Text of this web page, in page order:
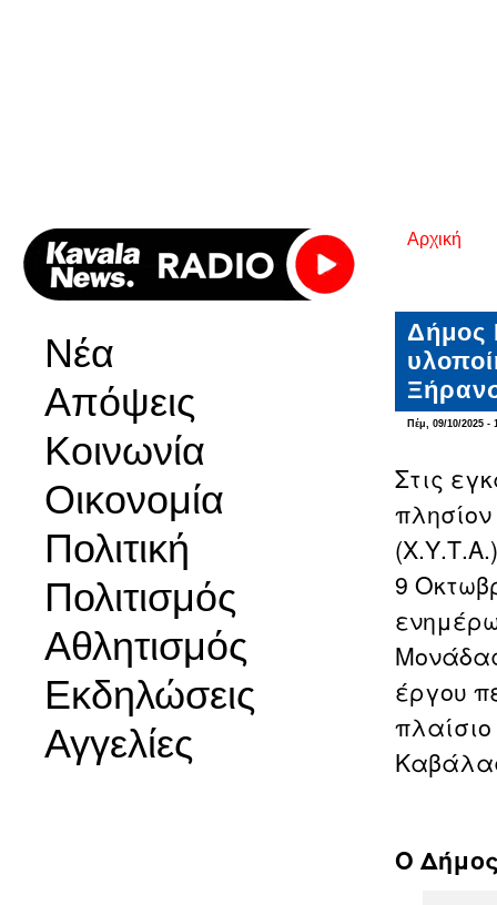
Νέα
Απόψεις
Κοινωνία
Οικονομία
Πολιτική
Πολιτισμός
Αθλητισμός
Εκδηλώσεις
Αγγελίες
Είστε
Αρχική
Δήμος
Πέμ, 09/10/2025 -
Στις
9
έργου
Ο